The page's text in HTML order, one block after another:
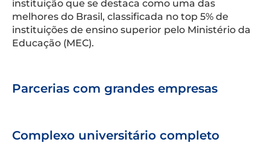
instituição que se destaca como uma das
melhores do Brasil, classificada no top 5% de
instituições de ensino superior pelo Ministério da
Educação (MEC).
Parcerias com grandes empresas
Complexo universitário completo